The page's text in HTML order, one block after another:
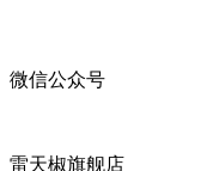
微信公众号
雷天椒旗舰店